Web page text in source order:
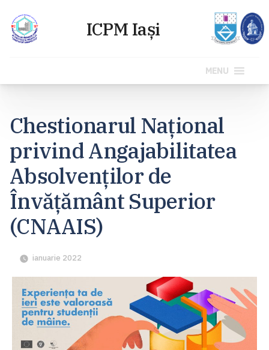
conținut
MENU
Chestionarul Național
privind Angajabilitatea
Absolvenților de
Învățământ Superior
(CNAAIS)
ianuarie 2022